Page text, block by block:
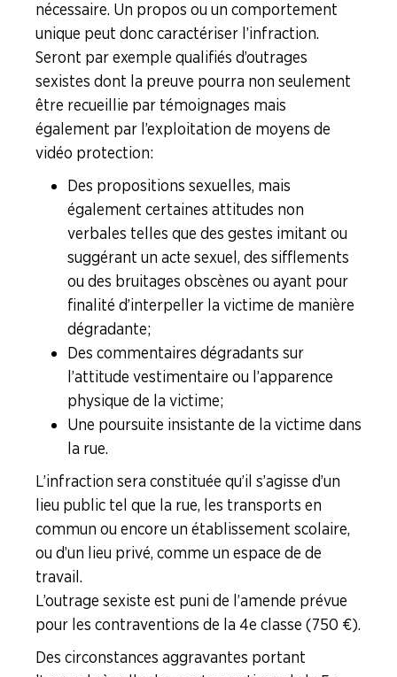
nécessaire. Un propos ou un comportement
unique peut donc caractériser l’infraction.
Seront par exemple qualifiés d’outrages
sexistes dont la preuve pourra non seulement
être recueillie par témoignages mais
également par l’exploitation de moyens de
vidéo protection :
Des propositions sexuelles, mais
également certaines attitudes non
verbales telles que des gestes imitant ou
suggérant un acte sexuel, des sifflements
ou des bruitages obscènes ou ayant pour
finalité d’interpeller la victime de manière
dégradante ;
Des commentaires dégradants sur
l’attitude vestimentaire ou l’apparence
physique de la victime ;
Une poursuite insistante de la victime dans
la rue.
L’infraction sera constituée qu’il s’agisse d’un
lieu public tel que la rue, les transports en
commun ou encore un établissement scolaire,
ou d’un lieu privé, comme un espace de de
travail.
L’outrage sexiste est puni de l’amende prévue
pour les contraventions de la 4e classe (750 €).
Des circonstances aggravantes portant